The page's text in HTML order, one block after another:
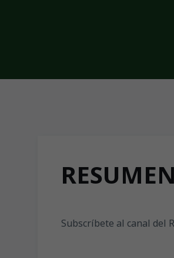
Skip to main content
Subscríbete al canal del